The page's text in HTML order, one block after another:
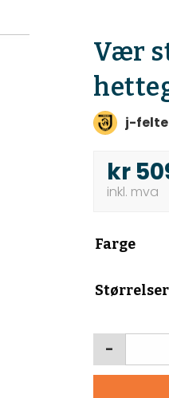
Vær
j-
kr
Farge
Størrelser
-